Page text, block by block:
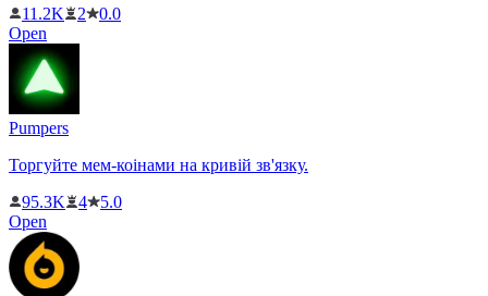
11.2K 2
0.0
Open
Pumpers
Торгуйте мем-коінами на кривій зв'язку.
95.3K
4
5.0
Open